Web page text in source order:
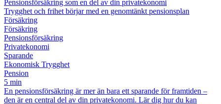
Pensionsförsäkring som en del av din privatekonomi
Trygghet och frihet börjar med en genomtänkt pensionsplan
Försäkring
Försäkring
Pensionsförsäkring
Privatekonomi
Sparande
Ekonomisk Trygghet
Pension
5 min
En pensionsförsäkring är mer än bara ett sparande för framtiden –
den är en central del av din privatekonomi. Lär dig hur du kan